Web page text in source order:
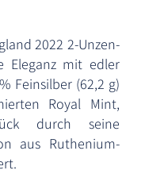
2022 2-Unzen-
Eleganz mit edler
Feinsilber (62,2 g)
Royal Mint,
durch seine
aus Ruthenium-